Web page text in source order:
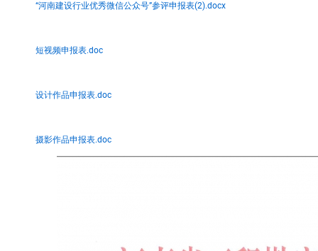
“河南建设行业优秀微信公众号”参评申报表(2).docx
短视频申报表.doc
设计作品申报表.doc
摄影作品申报表.doc